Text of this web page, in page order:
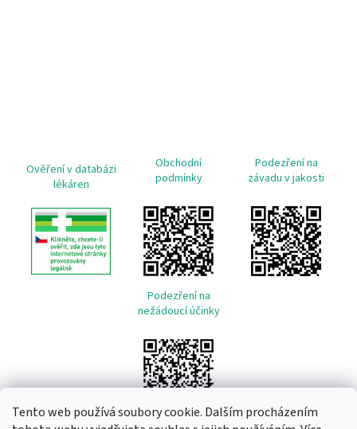
Tento web používá soubory cookie. Dalším procházením
Ověření v databázi
lékáren
Obchodní
podmínky
Podezření na
závadu v jakosti
Podezření na
nežádoucí účinky